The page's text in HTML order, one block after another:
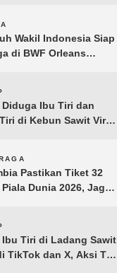
Wakil Indonesia Siap
di BWF Orleans
Diduga Ibu Tiri dan
di Kebun Sawit Viral,
Pastikan Tiket 32
Piala Dunia 2026, Jaga
Ibu Tiri di Ladang Sawit
TikTok dan X, Aksi Tak